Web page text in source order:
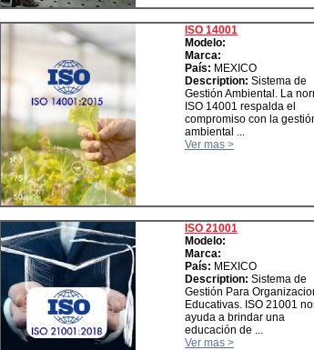
ISO 14001
Modelo:
Marca:
País: MEXICO
Description: Sistema de
Gestión Ambiental. La
ISO 14001 respalda el
compromiso con la
ambiental ...
Ver mas >
ISO 21001
Modelo:
Marca:
País: MEXICO
Description: Sistema de
Gestión Para
Educativas. ISO 21001
ayuda a brindar una
educación de ...
Ver mas >